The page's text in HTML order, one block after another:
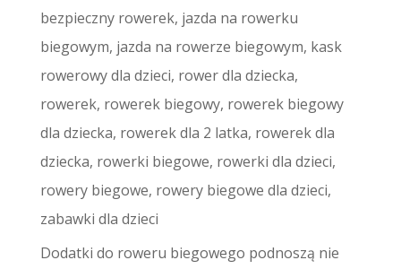
bezpieczny rowerek, jazda na rowerku
biegowym, jazda na rowerze biegowym, kask
rowerowy dla dzieci, rower dla dziecka,
rowerek, rowerek biegowy, rowerek biegowy
dla dziecka, rowerek dla 2 latka, rowerek dla
dziecka, rowerki biegowe, rowerki dla dzieci,
rowery biegowe, rowery biegowe dla dzieci,
zabawki dla dzieci
Dodatki do roweru biegowego podnoszą nie